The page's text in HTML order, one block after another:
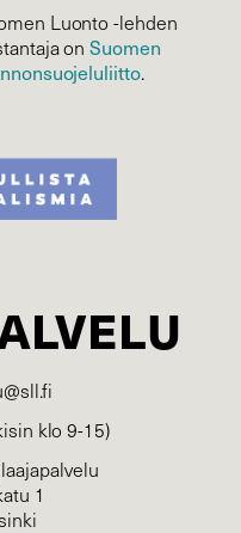
Luonto -lehden
onSuomen
.
klo 9-15)
1